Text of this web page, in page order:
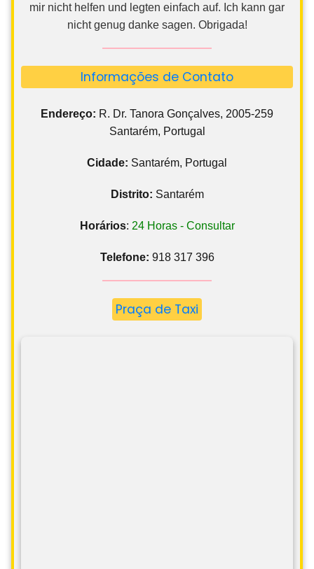
mir nicht helfen und legten einfach auf. Ich kann gar
nicht genug danke sagen. Obrigada!
Informações de Contato
Endereço: R. Dr. Tanora Gonçalves, 2005-259
Santarém, Portugal
Cidade: Santarém, Portugal
Distrito: Santarém
Horários: 24 Horas - Consultar
Telefone: 918 317 396
Praça de Taxi